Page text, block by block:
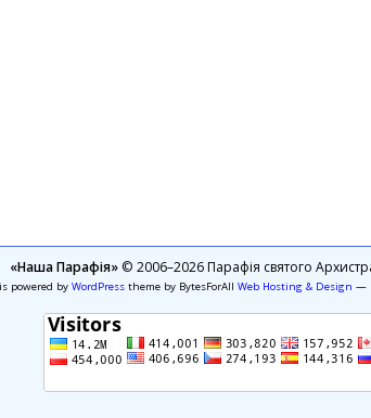
«Наша Парафія»© 2006–2026 Парафія святого
powered by WordPresstheme by BytesForAll Web Hosting & Design —